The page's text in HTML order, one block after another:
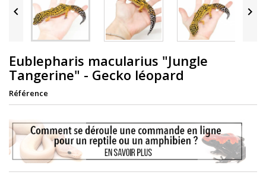
 
Eublepharis macularius "Jungle
Tangerine" - Gecko léopard
Référence